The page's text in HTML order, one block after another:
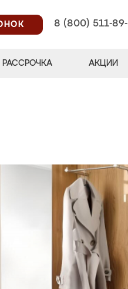
8 (800) 511-
РАССРОЧКА АКЦИИ